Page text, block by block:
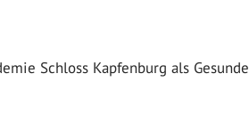
Schloss Kapfenburg als Gesunde